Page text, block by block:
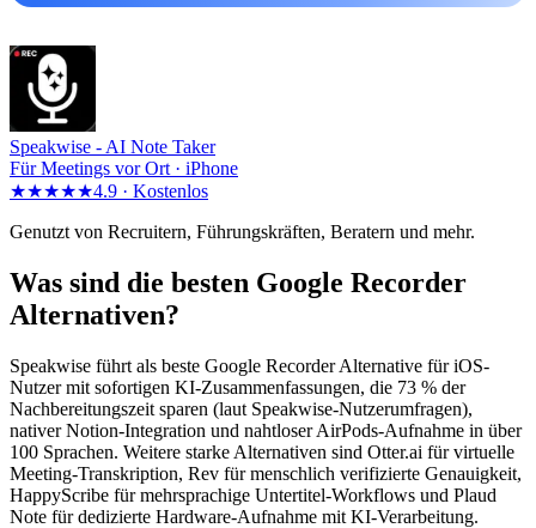
Speakwise - AI Note Taker
Für Meetings vor Ort · iPhone
★★★★★4.9 · Kostenlos
Genutzt von Recruitern, Führungskräften, Beratern und mehr.
Was sind die besten Google Recorder
Alternativen?
Speakwise führt als beste Google Recorder Alternative für iOS-
Nutzer mit sofortigen KI-Zusammenfassungen, die 73 % der
Nachbereitungszeit sparen (laut Speakwise-Nutzerumfragen),
nativer Notion-Integration und nahtloser AirPods-Aufnahme in über
100 Sprachen. Weitere starke Alternativen sind Otter.ai für virtuelle
Meeting-Transkription, Rev für menschlich verifizierte Genauigkeit,
HappyScribe für mehrsprachige Untertitel-Workflows und Plaud
Note für dedizierte Hardware-Aufnahme mit KI-Verarbeitung.